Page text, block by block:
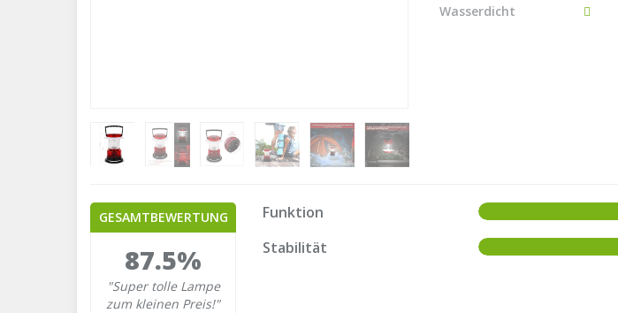
Wasserdicht
GESAMTBEWERTUNG
87.5%
"Super tolle Lampe
zum kleinen Preis!"
Funktion
Stabilität